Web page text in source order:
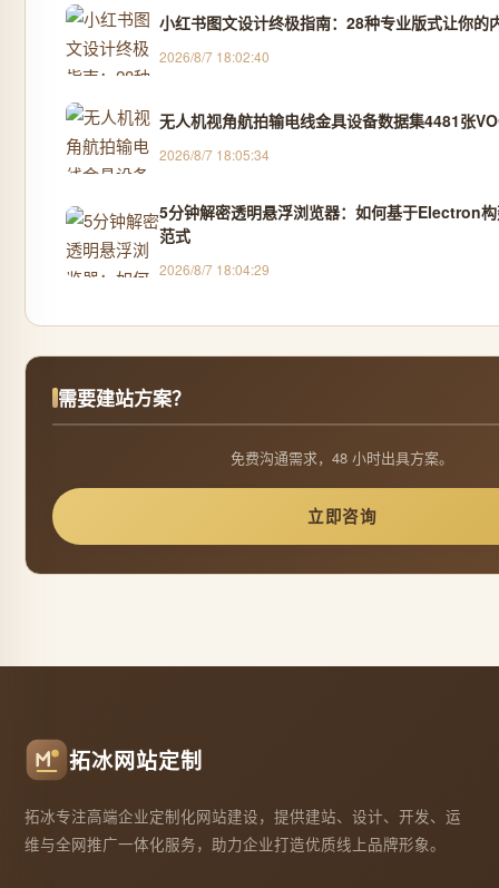
小红书图文设计终极指南：28种专业版式让你的
2026/8/7 18:02:40
无人机视角航拍输电线金具设备数据集4481张
2026/8/7 18:05:34
5分钟解密透明悬浮浏览器：如何基于Electron
范式
2026/8/7 18:04:29
需要建站方案？
免费沟通需求，48 小时出具方案。
立即咨询
拓冰网站定制
拓冰专注高端企业定制化网站建设，提供建站、设计、开发、运
维与全网推广一体化服务，助力企业打造优质线上品牌形象。